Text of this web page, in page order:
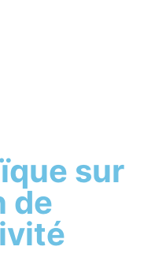
sur
de